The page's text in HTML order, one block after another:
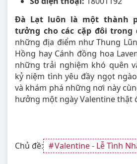
Đà Lạt luôn là một thành
tưởng cho các cặp đôi trong
những địa điểm như Thung
Hồng hay Cánh đồng hoa
những trải nghiệm khó quên
kỷ niệm tình yêu đầy ngọt
và khám phá những nơi này
hưởng một ngày Valentine thật
Chủ đề: Valentine - Lễ Tình